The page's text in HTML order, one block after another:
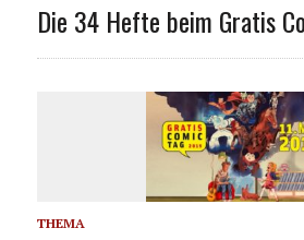
Die 34 Hefte beim Gratis
THEMA